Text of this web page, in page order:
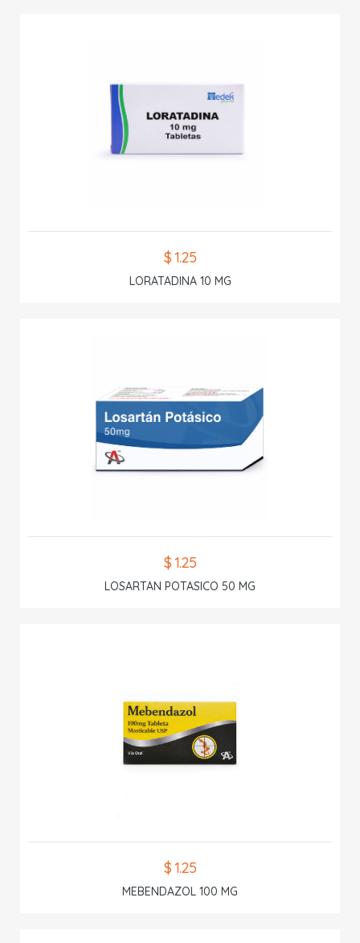
$ 1.25
LORATADINA 10 MG
$ 1.25
LOSARTAN POTASICO 50 MG
$ 1.25
MEBENDAZOL 100 MG